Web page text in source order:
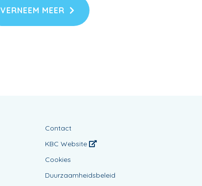
VERNEEM MEER
Contact
KBC Website
Cookies
Duurzaamheidsbeleid